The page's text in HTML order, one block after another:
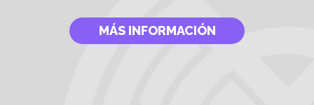
MÁS INFORMACIÓN